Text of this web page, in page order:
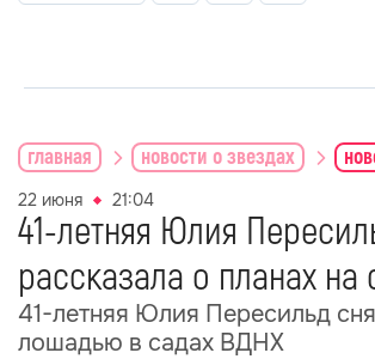
главная новости о звездах
22 июня 21:04
41-летняя Юлия
рассказала о планах на
41-летняя Юлия Пересильд
лошадью в садах ВДНХ